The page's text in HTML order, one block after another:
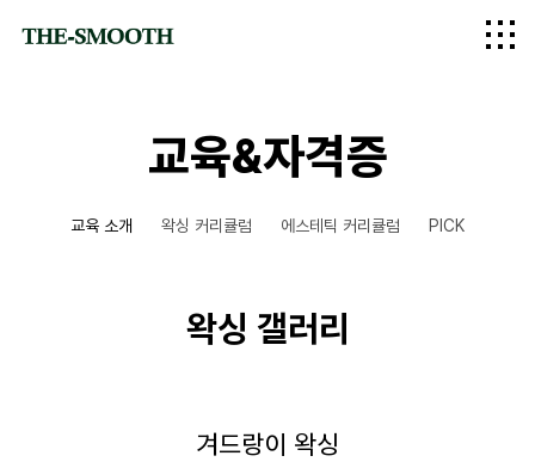
logo
교육&자격증
교육 소개 왁싱 커리큘럼 에스테틱 커리큘럼 PICK
왁싱 갤러리
겨드랑이 왁싱